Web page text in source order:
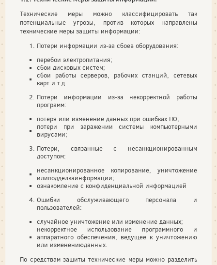
Технические меры можно классифицировать так
потенциальные угрозы, против которых направлены
технические меры защиты информации:
Потери информации из-за сбоев оборудования:
перебои электропитания;
сбои дисковых систем;
сбои работы серверов, рабочих станций, сетевых
карт и т.д.
Потери информации из-за некорректной работы
программ:
потеря или изменение данных при ошибках ПО;
потери при заражении системы компьютерными
вирусами;
Потери, связанные с несанкционированным
доступом:
несанкционированное копирование, уничтожение
илиподделкаинформации;
ознакомление с конфиденциальной информацией
Ошибки обслуживающего персонала и
пользователей:
случайное уничтожение или изменение данных;
некорректное использование программного и
аппаратного обеспечения, ведущее к уничтожению
или изменениюданных.
По средствам зашиты технические меры можно разделить